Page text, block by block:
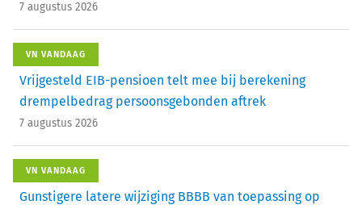
7 augustus 2026
VN VANDAAG
Vrijgesteld EIB-pensioen telt mee bij berekening
drempelbedrag persoonsgebonden aftrek
7 augustus 2026
VN VANDAAG
Gunstigere latere wijziging BBBB van toepassing op